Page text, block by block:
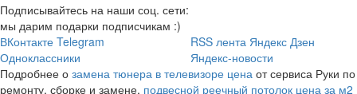
Подписывайтесь на наши соц. сети:
мы дарим подарки подписчикам :)
ВКонтакте Telegram
Одноклассники
RSS лента Яндекс Дзен
Яндекс-новости
Подробнее о замена тюнера в телевизоре цена от сервиса Руки по
ремонту, сборке и замене. подвесной реечный потолок цена за м2